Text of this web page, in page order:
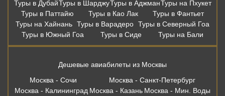
Туры в ДубайТуры в ШарджуТуры в АджманТуры на Пхукет
Туры в Паттайю
Туры в Као Лак
Туры в Фантьет
Туры на Хайнань Туры в Варадеро Туры в Северный Гоа
Туры в Южный Гоа
Туры в Сиде Туры на Бали
Дешевые авиабилеты из Москвы
Москва - Сочи
Москва - Санкт-Петербург
Москва - Калининград Москва - Казань Москва - Мин. Воды